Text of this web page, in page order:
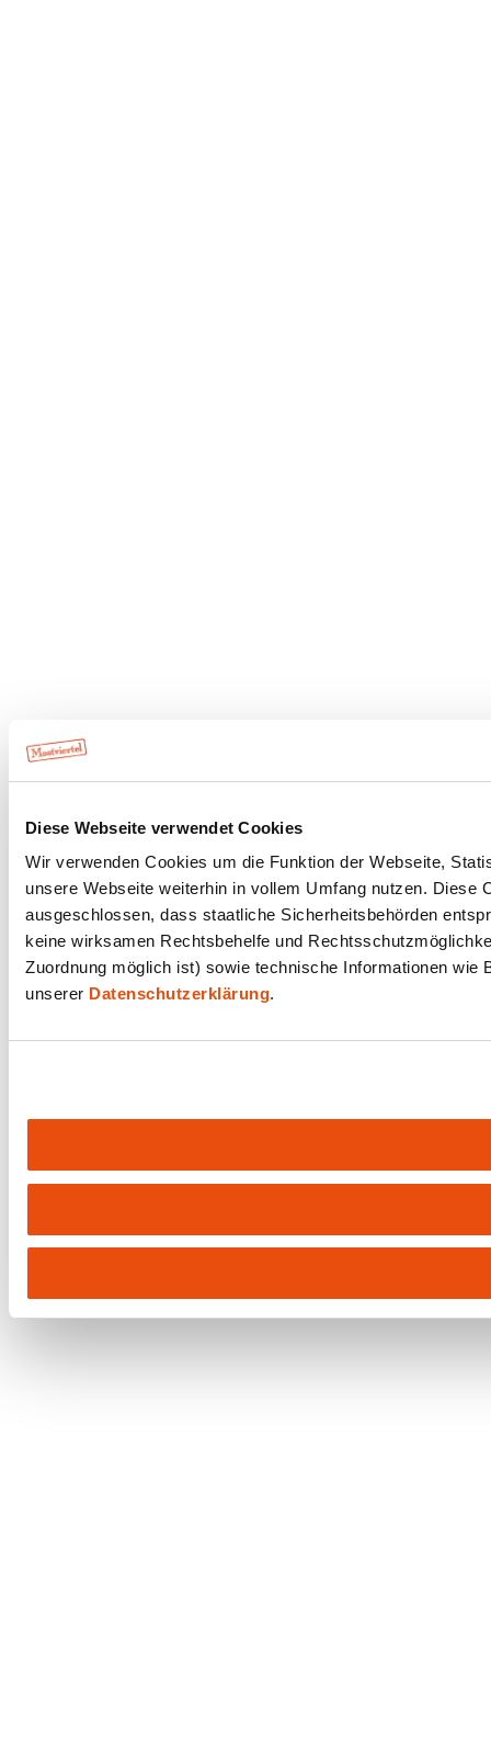
Diese Webseite verwendet Cookies
Wir verwenden Cookies um die Funktion der Webseite,
unsere Webseite weiterhin in vollem Umfang nutzen.
ausgeschlossen, dass staatliche Sicherheitsbehörden
keine wirksamen Rechtsbehelfe und
Zuordnung möglich ist) sowie technische Informationen wie
unserer Datenschutzerklärung.